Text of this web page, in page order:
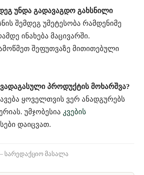
უნდა გადავაგდო გახსნილი
შემდეგ უმეტესობა რამდენიმე
ინახება მაცივარში.
შეფუთვაზე მითითებული
პროდუქტის მოხარშვა?
ყოველთვის ვერ ანადგურებს
უმჯობესია კვების
დაიცვათ.
სარედაქციო მასალა